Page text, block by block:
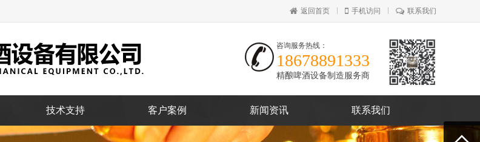
返回首页 手机访问 联系我们
咨询服务热线：
18678891333
精酿啤酒设备制造服务商
技术支持 客户案例 新闻资讯 联系我们